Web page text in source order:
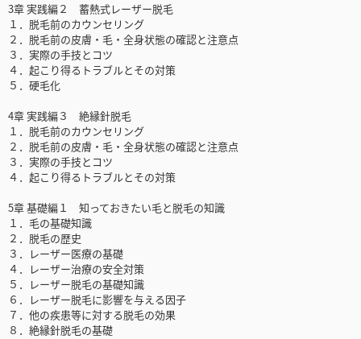
3章 実践編２ 蓄熱式レーザー脱毛
１．脱毛前のカウンセリング
２．脱毛前の皮膚・毛・全身状態の確認と注意点
３．実際の手技とコツ
４．起こり得るトラブルとその対策
５．硬毛化
4章 実践編３ 絶縁針脱毛
１．脱毛前のカウンセリング
２．脱毛前の皮膚・毛・全身状態の確認と注意点
３．実際の手技とコツ
４．起こり得るトラブルとその対策
5章 基礎編１ 知っておきたい毛と脱毛の知識
１．毛の基礎知識
２．脱毛の歴史
３．レーザー医療の基礎
４．レーザー治療の安全対策
５．レーザー脱毛の基礎知識
６．レーザー脱毛に影響を与える因子
７．他の疾患等に対する脱毛の効果
８．絶縁針脱毛の基礎